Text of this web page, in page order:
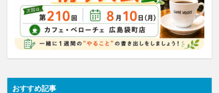
おすすめ記事